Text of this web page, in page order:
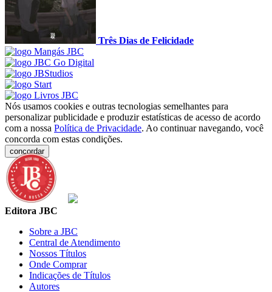
Três Dias de Felicidade
Nós usamos cookies e outras tecnologias semelhantes para
personalizar publicidade e produzir estatísticas de acesso de acordo
com a nossa Política de Privacidade. Ao continuar navegando, você
concorda com estas condições.
concordar
Editora JBC
Sobre a JBC
Central de Atendimento
Nossos Títulos
Onde Comprar
Indicações de Títulos
Autores